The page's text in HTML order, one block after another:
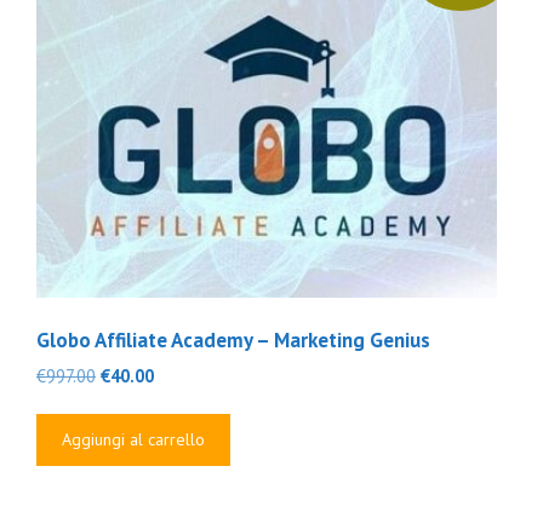
Globo Affiliate Academy – Marketing Genius
€997.00 Il
era:
€40.00Il
è:
Aggiungi al carrello